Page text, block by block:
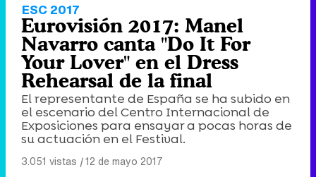
ESC 2017
Eurovisión 2017: Manel
Navarro canta "Do It For
Your Lover" en el Dress
Rehearsal de la final
El representante de España se ha subido en
el escenario del Centro Internacional de
Exposiciones para ensayar a pocas horas de
su actuación en el Festival.
3.051 vistas |12 de mayo 2017